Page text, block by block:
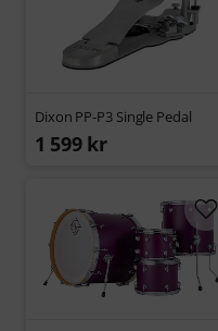
Dixon PP-P3 Single Pedal
1 599 kr